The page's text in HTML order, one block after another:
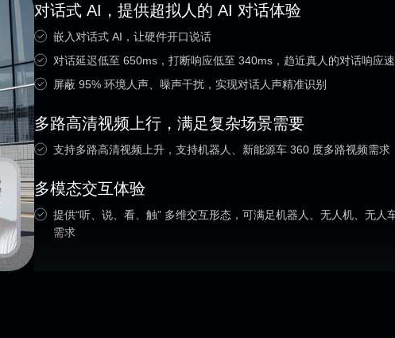
对话式 AI，提供超拟人的 AI 对话体验
嵌入对话式 AI，让硬件开口说话
对话延迟低至 650ms，打断响应低至 340ms，趋近真人的对话响应
屏蔽 95% 环境人声、噪声干扰，实现对话人声精准识别
多路高清视频上行，满足复杂场景需要
支持多路高清视频上升，支持机器人、新能源车 360 度多路视频需求
多模态交互体验
提供“听、说、看、触” 多维交互形态，可满足机器人、无人机、无人
需求